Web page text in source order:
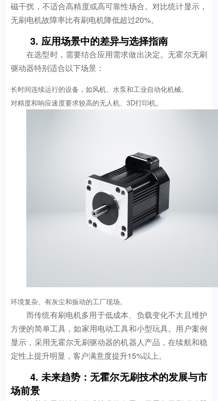
磁干扰，不适合高精度或高可靠性场合。对比统计显示，
无刷电机故障率比有刷电机降低超过20%。
3. 应用场景中的差异与选择指南
在选型时，需要结合应用需求做出决定。无霍尔无刷
驱动器特别适合以下场景：
长时间连续运行的设备，如风机、水泵和工业自动化机械。
对精度和响应速度要求较高的无人机、3D打印机。
环境复杂、有灰尘和振动的工厂现场。
而传统有刷电机多用于低成本、负载变化不大且维护
方便的简单工具，如家用电动工具和小型玩具。用户案例
显示，采用无霍尔无刷驱动器的机器人产品，在续航和稳
定性上提升明显，客户满意度提升15%以上。
4. 未来趋势：无霍尔无刷技术的发展与市
场前景